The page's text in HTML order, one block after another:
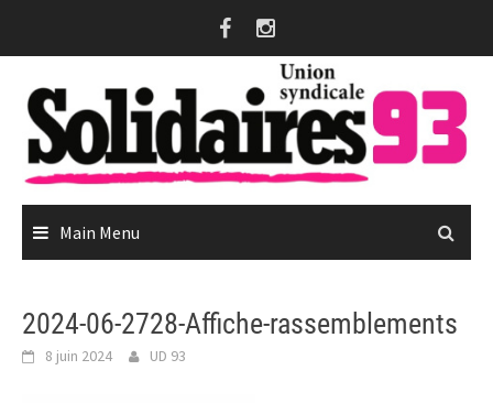
Main Menu
2024-06-2728-Affiche-rassemblements
8 juin 2024 UD 93